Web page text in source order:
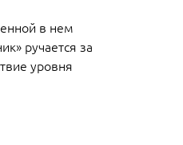
в нем
ручается за
уровня